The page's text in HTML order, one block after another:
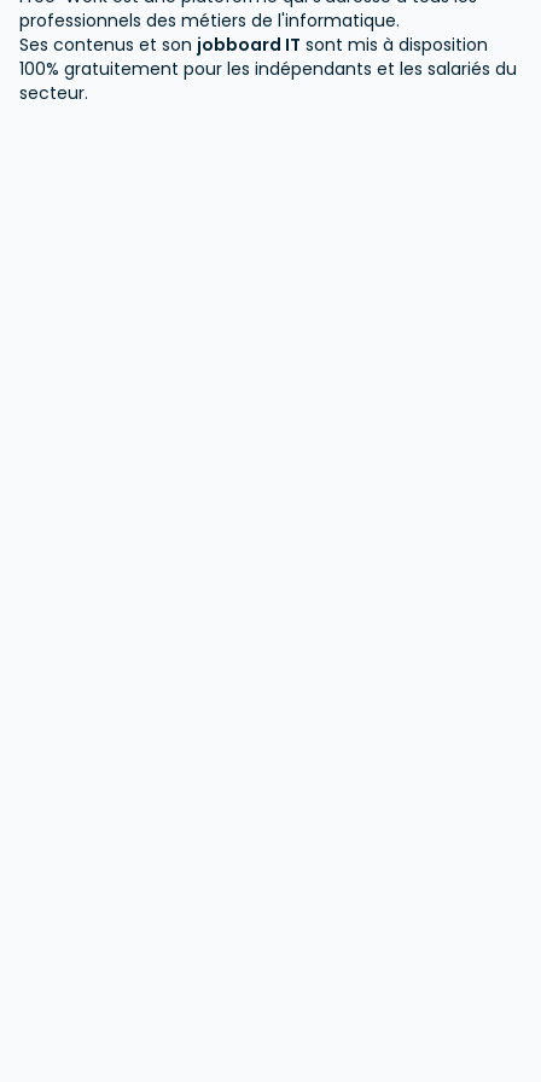
Participation aux phases de recette et de
validation • Conception et évolution des
architectures applicatives • Mise en place des
bonnes pratiques d'architecture et de
professionnels des métiers de l'informatique.
Ses contenus et son jobboard IT sont mis à disposition
100% gratuitement pour les indépendants et les salariés du
secteur.